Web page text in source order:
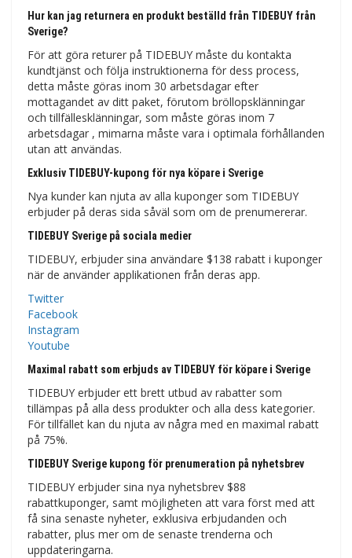
Hur kan jag returnera en produkt beställd från TIDEBUY från
Sverige?
För att göra returer på TIDEBUY måste du kontakta
kundtjänst och följa instruktionerna för dess process,
detta måste göras inom 30 arbetsdagar efter
mottagandet av ditt paket, förutom bröllopsklänningar
och tillfällesklänningar, som måste göras inom 7
arbetsdagar , mimarna måste vara i optimala förhållanden
utan att användas.
Exklusiv TIDEBUY-kupong för nya köpare i Sverige
Nya kunder kan njuta av alla kuponger som TIDEBUY
erbjuder på deras sida såväl som om de prenumererar.
TIDEBUY Sverige på sociala medier
TIDEBUY, erbjuder sina användare $138 rabatt i kuponger
när de använder applikationen från deras app.
Twitter
Facebook
Instagram
Youtube
Maximal rabatt som erbjuds av TIDEBUY för köpare i Sverige
TIDEBUY erbjuder ett brett utbud av rabatter som
tillämpas på alla dess produkter och alla dess kategorier.
För tillfället kan du njuta av några med en maximal rabatt
på 75%.
TIDEBUY Sverige kupong för prenumeration på nyhetsbrev
TIDEBUY erbjuder sina nya nyhetsbrev $88
rabattkuponger, samt möjligheten att vara först med att
få sina senaste nyheter, exklusiva erbjudanden och
rabatter, plus mer om de senaste trenderna och
uppdateringarna.